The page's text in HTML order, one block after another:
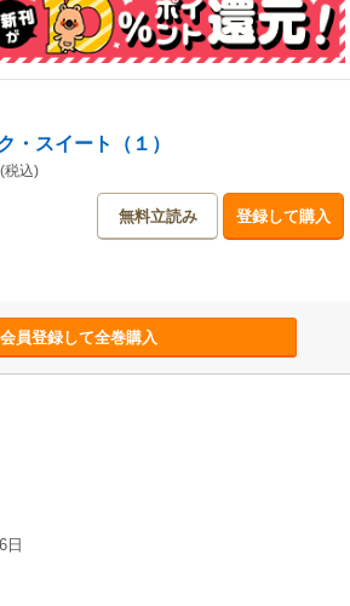
・スイート（１）
税込)
無料立読み 登録して購入
会員登録して全巻購入
日